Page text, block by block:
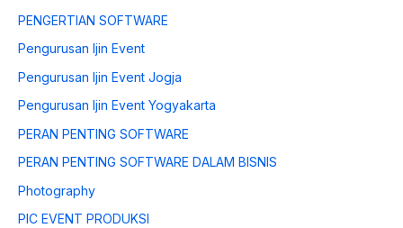
PENGERTIAN SOFTWARE
Pengurusan Ijin Event
Pengurusan Ijin Event Jogja
Pengurusan Ijin Event Yogyakarta
PERAN PENTING SOFTWARE
PERAN PENTING SOFTWARE DALAM BISNIS
Photography
PIC EVENT PRODUKSI